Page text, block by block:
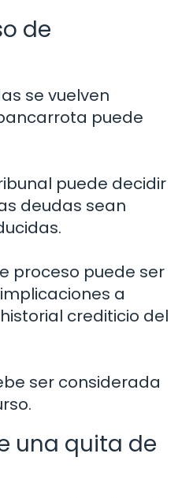
de
se vuelven
puede
puede decidir
deudas sean
proceso puede ser
a
crediticio del
ser considerada
una quita de